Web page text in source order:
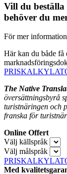
Vill du
behöver du
För mer
Här kan du både få
The Native
översättningsbyrå
turistnäringen och
franska för
Online Offert
Välj källspråk
Välj målspråk
Med